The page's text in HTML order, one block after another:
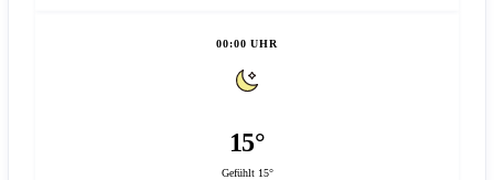
00:00 UHR
15°
Gefühlt 15°